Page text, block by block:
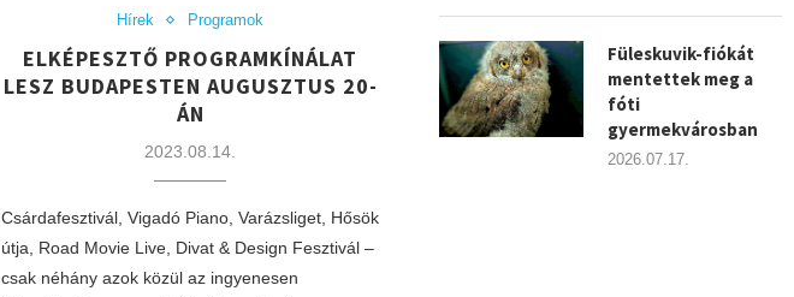
Hírek Programok
ELKÉPESZTŐ PROGRAMKÍNÁLAT
LESZ BUDAPESTEN AUGUSZTUS 20-
ÁN
2023.08.14.
Csárdafesztivál, Vigadó Piano, Varázsliget, Hősök
útja, Road Movie Live, Divat & Design Fesztivál –
csak néhány azok közül az ingyenesen
Füleskuvik-fiókát
mentettek meg a
fóti
gyermekvárosban
2026.07.17.